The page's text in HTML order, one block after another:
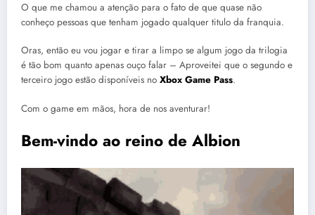
O que me chamou a atenção para o fato de que quase não
conheço pessoas que tenham jogado qualquer titulo da franquia.
Oras, então eu vou jogar e tirar a limpo se algum jogo da trilogia
é tão bom quanto apenas ouço falar – Aproveitei que o segundo e
terceiro jogo estão disponíveis no Xbox Game Pass.
Com o game em mãos, hora de nos aventurar!
Bem-vindo ao reino de Albion